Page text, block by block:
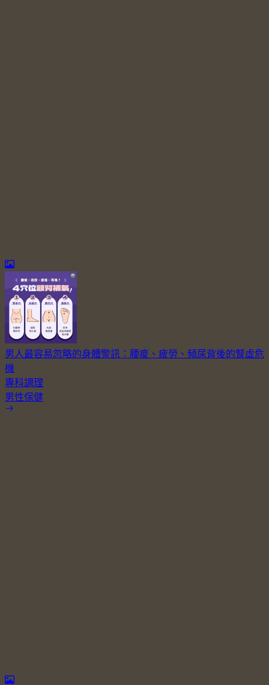
男人最容易忽略的身體警訊：腰痠、疲勞、頻尿背後的腎虛危
機
專科調理
男性保健